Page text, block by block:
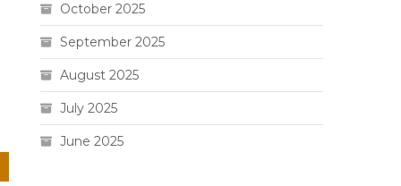
October 2025
September 2025
August 2025
July 2025
June 2025